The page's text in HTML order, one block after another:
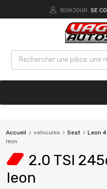
BONJOUR. SE
Accueil vehicules Seat Leon
leon
2.0 TSI
leon